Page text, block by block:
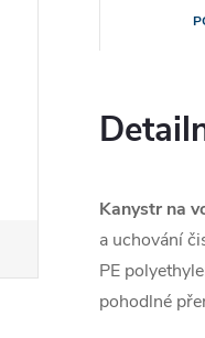
Kanystr na
a uchování
PE
pohodlné